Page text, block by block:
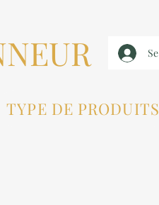
TYPE DE PRODUITS